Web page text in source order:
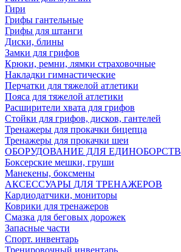
Гири
Грифы гантельные
Грифы для штанги
Диски, блины
Замки для грифов
Крюки, ремни, лямки страховочные
Накладки гимнастические
Перчатки для тяжелой атлетики
Пояса для тяжелой атлетики
Расширители хвата для грифов
Стойки для грифов, дисков, гантелей
Тренажеры для прокачки бицепца
Тренажеры для прокачки шеи
ОБОРУДОВАНИЕ ДЛЯ ЕДИНОБОРСТВ
Боксерские мешки, груши
Манекены, боксмены
АКСЕССУАРЫ ДЛЯ ТРЕНАЖЕРОВ
Кардиодатчики, мониторы
Коврики для тренажеров
Смазка для беговых дорожек
Запасные части
Спорт. инвентарь
Тренировочный инвентарь